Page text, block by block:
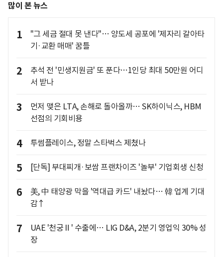
많이 본 뉴스
1
"그 세금 절대 못 낸다"… 양도세 공포에 '제자리 갈아타
기·교환 매매' 꿈틀
2
추석 전 '민생지원금' 또 푼다…1인당 최대 50만원 어디
서 받나
3
먼저 맺은 LTA, 손해로 돌아올까… SK하이닉스, HBM
선점의 기회비용
4 투썸플레이스, 정말 스타벅스 제쳤나
5 [단독] 부대찌개·보쌈 프랜차이즈 '놀부' 기업회생 신청
6
美, 中 태양광 막을 '역대급 카드' 내놨다… 韓 업계 기대
감↑
7
UAE '천궁Ⅱ' 수출에… LIG D&A, 2분기 영업익 30% 성
장